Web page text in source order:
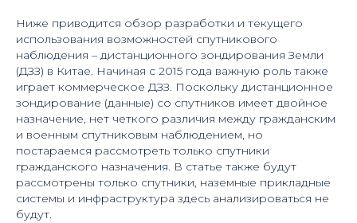
Ниже приводится обзор разработки и текущего
использования возможностей спутникового
наблюдения – дистанционного зондирования Земли
(ДЗЗ) в Китае. Начиная с 2015 года важную роль также
играет коммерческое ДЗЗ. Поскольку дистанционное
зондирование (данные) со спутников имеет двойное
назначение, нет четкого различия между гражданским
и военным спутниковым наблюдением, но
постараемся рассмотреть только спутники
гражданского назначения. В статье также будут
рассмотрены только спутники, наземные прикладные
системы и инфраструктура здесь анализироваться не
будут.